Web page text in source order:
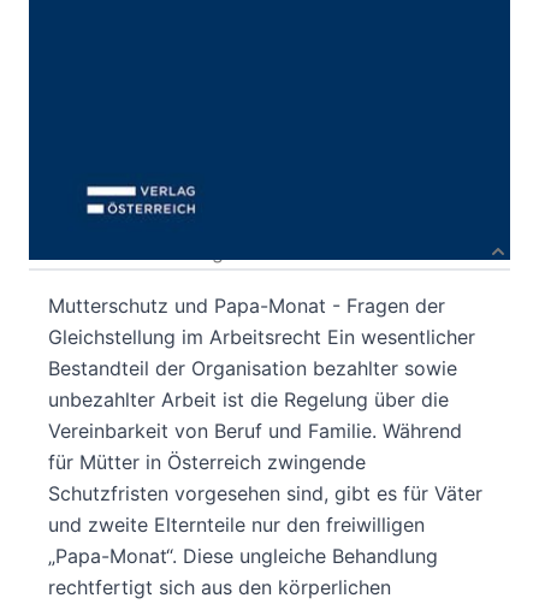
Autor:innenbeschreibung
Mutterschutz und Papa-Monat - Fragen der
Gleichstellung im Arbeitsrecht Ein wesentlicher
Bestandteil der Organisation bezahlter sowie
unbezahlter Arbeit ist die Regelung über die
Vereinbarkeit von Beruf und Familie. Während
für Mütter in Österreich zwingende
Schutzfristen vorgesehen sind, gibt es für Väter
und zweite Elternteile nur den freiwilligen
„Papa-Monat“. Diese ungleiche Behandlung
rechtfertigt sich aus den körperlichen